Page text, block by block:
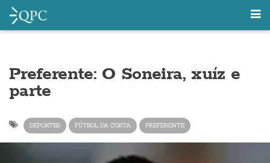
Preferente: O Soneira, xuíz e
parte
DEPORTES FÚTBOL DA COSTA PREFERENTE